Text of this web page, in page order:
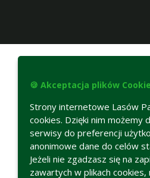
🍪 Akceptacja plików
Strony internetowe Lasów
cookies. Dzięki nim możemy
serwisy do preferencji
anonimowe dane do celów
Jeżeli nie zgadzasz się na
zawartych w plikach